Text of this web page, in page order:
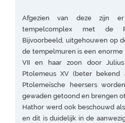
Afgezien van deze zijn
tempelcomplex met de
Bijvoorbeeld, uitgehouwen op
de tempelmuren is een
VII en haar zoon door
Ptolemeus XV (beter bekend
Ptolemeïsche heersers
gewaden getoond en brengen
Hathor werd ook beschouwd
en dit is duidelijk in de